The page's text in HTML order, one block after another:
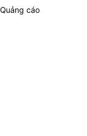
Quảng cáo